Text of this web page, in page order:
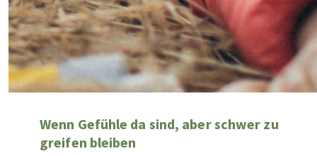
Wenn Gefühle da sind, aber schwer zu
greifen bleiben